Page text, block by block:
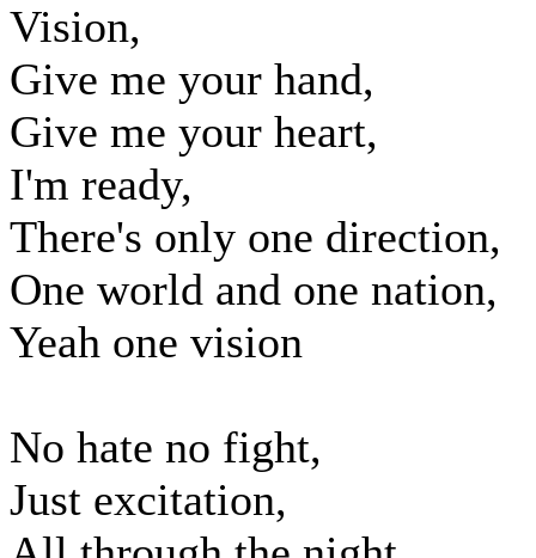
Vision,
Give me your hand,
Give me your heart,
I'm ready,
There's only one direction,
One world and one nation,
Yeah one vision
No hate no fight,
Just excitation,